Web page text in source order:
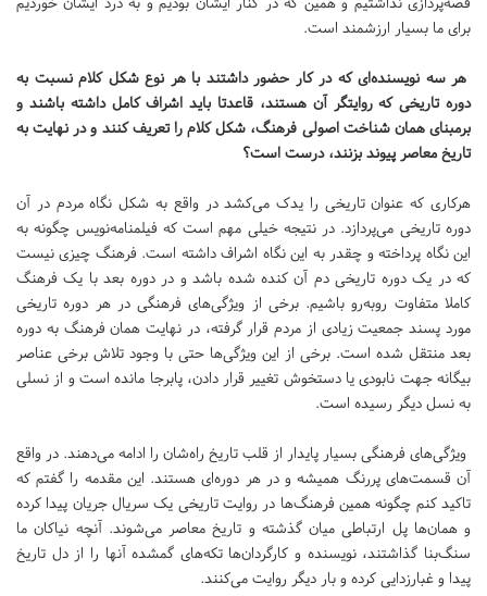
برای ما بسیار ارزشمند است.
هر سه نویسنده‌ای که در کار حضور داشتند با هر نوع شکل کلام نسبت به
دوره تاریخی که روایتگر آن هستند، قاعدتا باید اشراف کامل داشته باشند و
برمبنای همان شناخت اصولی فرهنگ، شکل کلام را تعریف کنند و در نهایت به
تاریخ معاصر پیوند بزنند، درست است؟
هرکاری که عنوان تاریخی را یدک می‌کشد در واقع به شکل نگاه مردم در آن
دوره تاریخی می‌پردازد. در نتیجه خیلی مهم است که فیلمنا‌مه‌نویس چگونه به
این نگاه پرداخته و چقدر به این نگاه اشراف داشته است. فرهنگ چیزی نیست
که در یک دوره تاریخی دم آن کنده شده باشد و در دوره بعد با یک فرهنگ
کاملا متفاوت روبه‌رو باشیم. برخی از ویژگی‌های فرهنگی در هر دوره تاریخی
مورد پسند جمعیت زیادی از مردم قرار گرفته، در نهایت همان فرهنگ به دوره
بعد منتقل شده است. برخی از این ویژگی‌ها حتی با وجود تلاش برخی عناصر
بیگانه جهت نابودی یا دستخوش تغییر قرار دادن، پابرجا مانده است و از نسلی
به نسل دیگر رسیده است.
ویژگی‌های فرهنگی بسیار پایدار از قلب تاریخ راه‌شان را ادامه می‌دهند. در واقع
آن قسمت‌های پررنگ همیشه و در هر دوره‌ای هستند. این مقدمه را گفتم که
تاکید کنم چگونه همین فرهنگ‌ها در روایت تاریخی یک سریال جریان پیدا کرده
و همان‌ها پل ارتباطی میان گذشته و تاریخ معاصر می‌شوند. آنچه نیاکان ما
سنگ‌بنا گذاشتند، نویسنده و کارگردان‌ها تکه‌های گمشده آنها را از دل تاریخ
پیدا و غبارزدایی کرده و بار دیگر روایت می‌کنند.